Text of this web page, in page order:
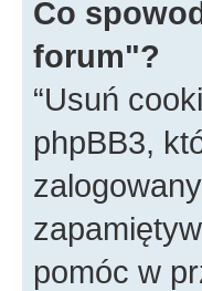
Co
forum"?
“Usuń
phpBB3,
pomóc w